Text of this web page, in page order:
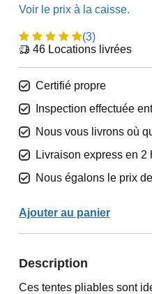
(3)
46Locations livrées
Certifié propre
Inspection effectuée
Nous vous livrons où
Livraison express en
Nous égalons le prix
Ajouter au panier
Description
Ces tentes pliables sont